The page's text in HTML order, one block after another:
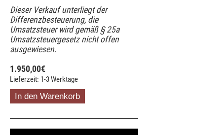
Dieser Verkauf unterliegt der
Differenzbesteuerung, die
Umsatzsteuer wird gemäß § 25a
Umsatzsteuergesetz nicht offen
ausgewiesen.
Lieferzeit: 1-3 Werktage
1.950,00€